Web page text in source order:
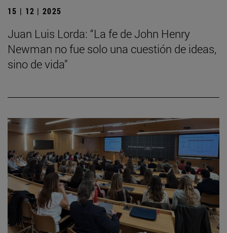
15 | 12 | 2025
Juan Luis Lorda: “La fe de John Henry
Newman no fue solo una cuestión de ideas,
sino de vida”